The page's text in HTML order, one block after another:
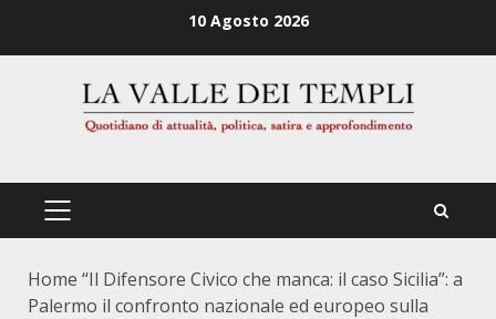
10 Agosto 2026
PRIMÄRES
Home “Il Difensore Civico che manca: il caso Sicilia”: a
Palermo il confronto nazionale ed europeo sulla